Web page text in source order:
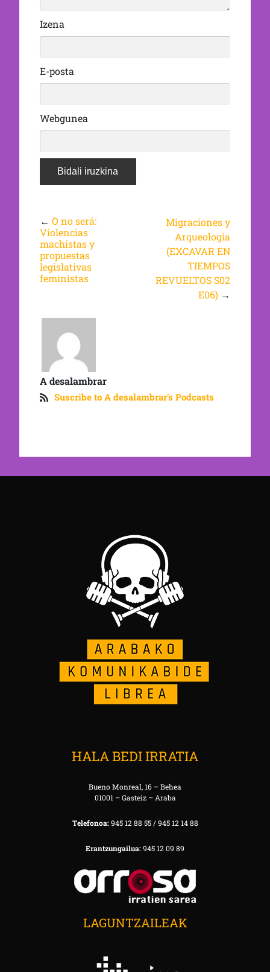
Izena
E-posta
Webgunea
← O no será:
Violencias
machistas y
propuestas
legislativas
feministas
Migraciones y
Arqueologia
(EXCAVAR EN
TIEMPOS
REVUELTOS S02
E06) →
A desalambrar
Suscribe to A desalambrar's Podcasts
HALA BEDI IRRATIA
Bueno Monreal, 16 – Behea
01001 – Gasteiz – Araba
Telefonoa:945 12 88 55 / 945 12 14 88
Erantzungailua:945 12 09 89
LAGUNTZAILEAK